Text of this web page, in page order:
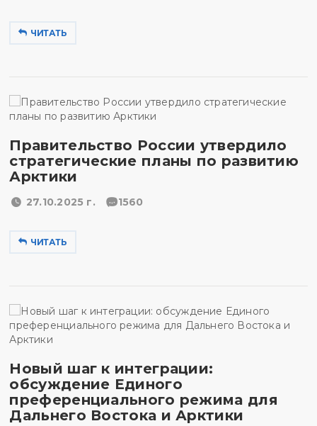
ЧИТАТЬ
Правительство России утвердило
стратегические планы по развитию
Арктики
27.10.2025 г. 1560
ЧИТАТЬ
Новый шаг к интеграции:
обсуждение Единого
преференциального режима для
Дальнего Востока и Арктики